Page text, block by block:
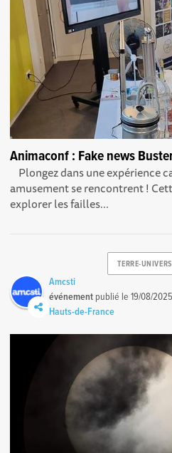
Animaconf : Fake news
Plongez dans une expérience
amusement se rencontrent !
explorer les failles...
TERRE-
Amcsti
événement publié le19/08/2025
Hauts-de-France